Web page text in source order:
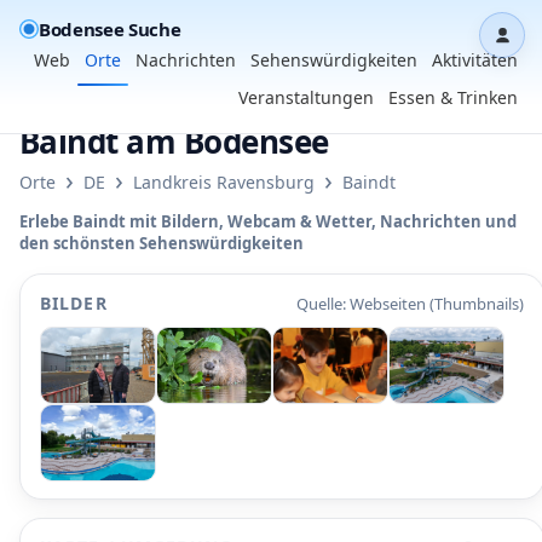
Bodensee Suche
Web Orte Nachrichten Sehenswürdigkeiten
Aktivitäten
Veranstaltungen
Essen & Trinken
Baindt am Bodensee
Orte › DE › Landkreis Ravensburg › Baindt
Erlebe Baindt mit Bildern, Webcam & Wetter, Nachrichten und
den schönsten Sehenswürdigkeiten
BILDER Quelle: Webseiten (Thumbnails)